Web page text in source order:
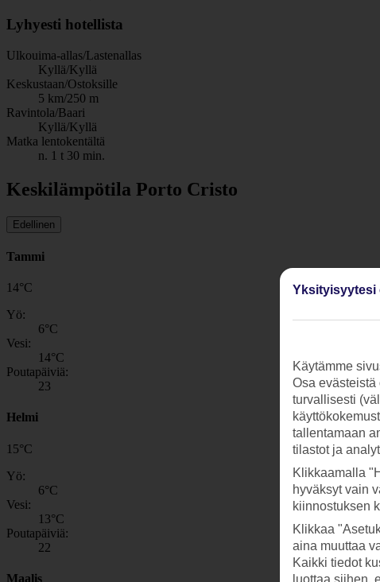
Lyhyesti hotellista
Ulkouima-allas/Lastenallas
Kyllä/Kyllä
Keskustaan/Ostoksille
5 km/250 m
Ravintola/Baari
Kyllä/Kyllä
Matka lentokentältä
n. 1 t 30 min.
Keskilämpötila Porto Cristo
Edellinen
Tammi
14°C
Yö:
6°C
Vesi:
14°C
Poutapäiviä:
23
Helmi
15°C
Yö:
6°C
Vesi:
13°C
Poutapäiviä:
22
Maalis
Yksityisyytesi
Käytämme
Osa evästeistä
turvallisesti
tallentamaan
tilastot ja
Klikkaamalla
hyväksyt vain
kiinnostuksen
Klikkaa
aina muuttaa
Kaikki tiedot